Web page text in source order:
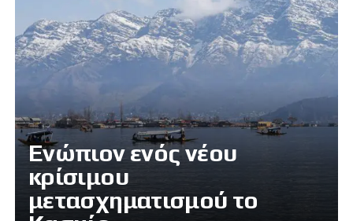
Eνώπιον ενός νέου
κρίσιμου
μετασχηματισμού το